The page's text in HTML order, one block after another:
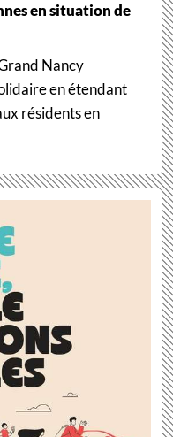
en situation de
Nancy
en étendant
résidents en